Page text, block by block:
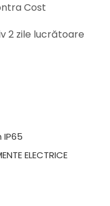
Cost
2 zile lucrătoare
IP65
ELECTRICE